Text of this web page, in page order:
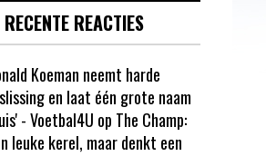
RECENTE REACTIES
Koeman neemt harde
en laat één grote naam
- Voetbal4U op The Champ:
leuke kerel, maar denkt een